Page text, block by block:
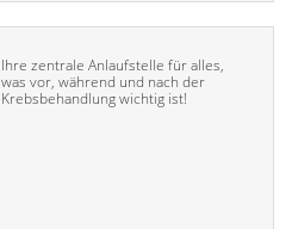
Ihre zentrale Anlaufstelle für alles,
was vor, während und nach der
Krebsbehandlung wichtig ist!